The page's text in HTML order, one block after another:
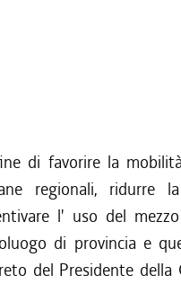
di favorire la
regionali, ridurre
l' uso del
di provincia e
del Presidente